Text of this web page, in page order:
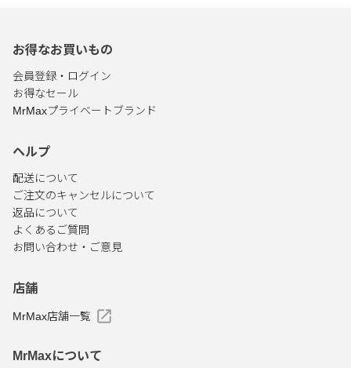
お得なお買いもの
会員登録・ログイン
お得なセール
MrMaxプライベートブランド
ヘルプ
配送について
ご注文のキャンセルについて
返品について
よくあるご質問
お問い合わせ・ご意見
店舗
MrMax店舗一覧
MrMaxについて